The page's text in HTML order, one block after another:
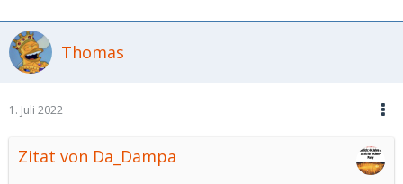
Thomas
1. Juli 2022
Zitat von Da_Dampa